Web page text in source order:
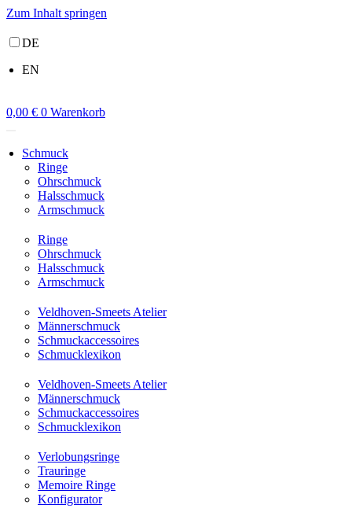
Zum Inhalt springen
DE
EN
0,00 € 0 Warenkorb
Schmuck
Ringe
Ohrschmuck
Halsschmuck
Armschmuck
Ringe
Ohrschmuck
Halsschmuck
Armschmuck
Veldhoven-Smeets Atelier
Männerschmuck
Schmuckaccessoires
Schmucklexikon
Veldhoven-Smeets Atelier
Männerschmuck
Schmuckaccessoires
Schmucklexikon
Verlobungsringe
Trauringe
Memoire Ringe
Konfigurator